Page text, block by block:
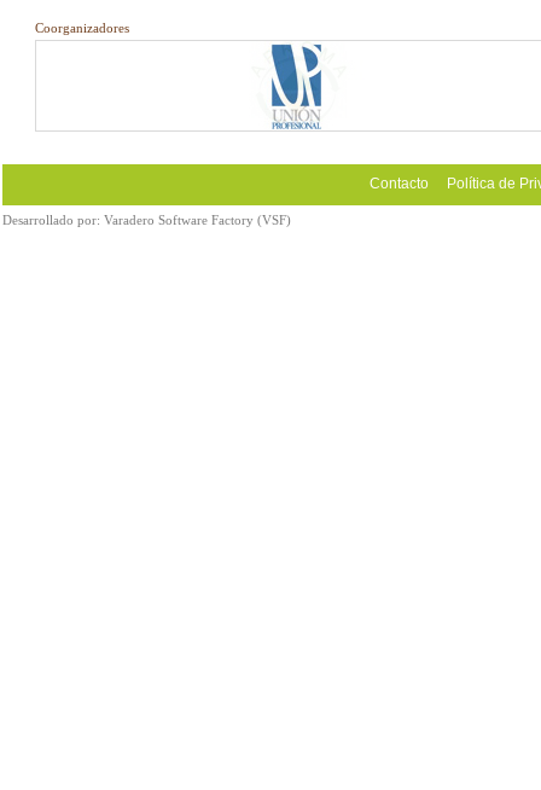
Coorganizadores
Contacto Política de
Desarrollado por: Varadero Software Factory (VSF)